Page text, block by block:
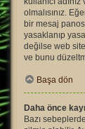
olmalısınız.
bir mesaj
yasaklanıp
değilse web
ve bunu
Başa dön
Daha önce
Bazı